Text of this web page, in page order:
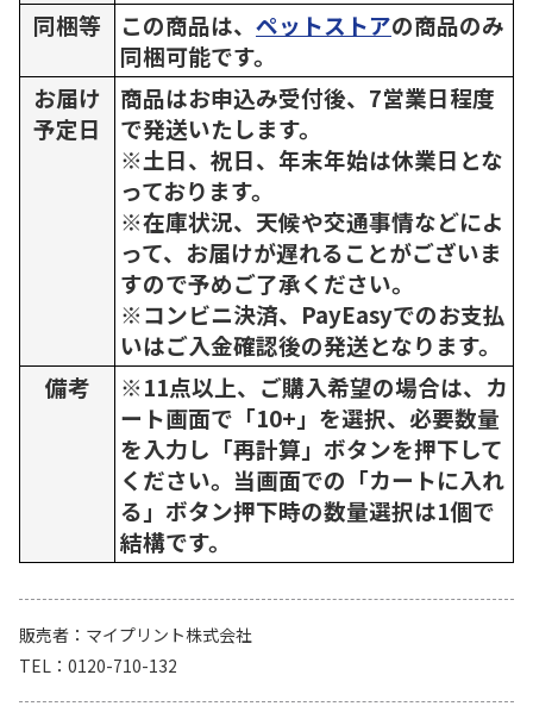
同梱等
この商品は、 ペットストアの商品のみ
同梱可能です。
お届け
予定日
商品はお申込み受付後、7営業日程度
で発送いたします。
※土日、祝日、年末年始は休業日とな
っております。
※在庫状況、天候や交通事情などによ
って、お届けが遅れることがございま
すので予めご了承ください。
※コンビニ決済、PayEasyでのお支払
いはご入金確認後の発送となります。
備考
※11点以上、ご購入希望の場合は、カ
ート画面で「10+」を選択、必要数量
を入力し「再計算」ボタンを押下して
ください。当画面での「カートに入れ
る」ボタン押下時の数量選択は1個で
結構です。
販売者
マイプリント株式会社
TEL
0120-710-132